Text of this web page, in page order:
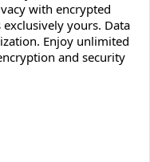
with encrypted
yours. Data
Enjoy unlimited
and security